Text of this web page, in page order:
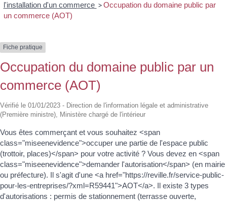
l'installation d'un commerce > Occupation du domaine public par
un commerce (AOT)
Fiche pratique
Occupation du domaine public par un
commerce (AOT)
Vérifié le 01/01/2023 - Direction de l'information légale et administrative
(Première ministre), Ministère chargé de l'intérieur
Vous êtes commerçant et vous souhaitez <span
class="miseenevidence">occuper une partie de l'espace public
(trottoir, places)</span> pour votre activité ? Vous devez en <span
class="miseenevidence">demander l'autorisation</span> (en mairie
ou préfecture). Il s'agit d'une <a href="https://reville.fr/service-public-
pour-les-entreprises/?xml=R59441">AOT</a>. Il existe 3 types
d'autorisations : permis de stationnement (terrasse ouverte,